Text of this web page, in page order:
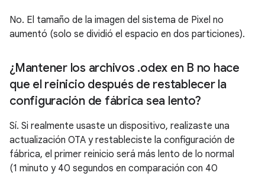
No. El tamaño de la imagen del sistema de Pixel no
aumentó (solo se dividió el espacio en dos particiones).
¿Mantener los archivos .odex en B no hace
que el reinicio después de restablecer la
configuración de fábrica sea lento?
Sí. Si realmente usaste un dispositivo, realizaste una
actualización OTA y restableciste la configuración de
fábrica, el primer reinicio será más lento de lo normal
(1 minuto y 40 segundos en comparación con 40